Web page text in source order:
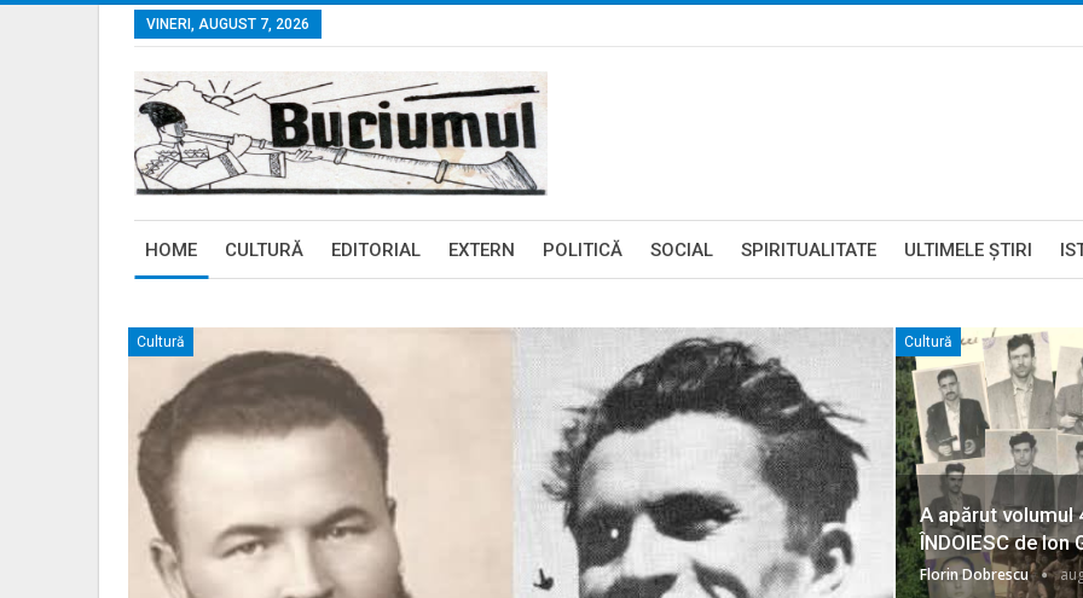
VINERI, AUGUST 7, 2026
HOME CULTURĂ EDITORIAL EXTERN POLITICĂ SOCIAL SPIRITUALITATE ULTIMELE ŞTIRI
Cultură Cultură
A apărut volumul
ÎNDOIESC de Ion
Florin Dobrescu